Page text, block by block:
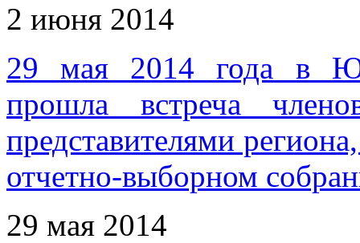
2 июня 2014
29 мая 2014 года в
прошла встреча
представителями
отчетно-выборном
29 мая 2014